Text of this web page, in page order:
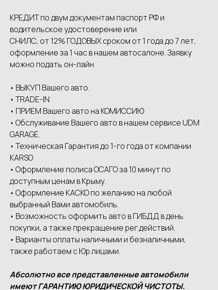
КРЕДИТ по двум документам паспорт РФ и
водительское удостоверение или
СНИЛС, от 12% ГОДОВЫХ сроком от 1 года до 7 лет,
оформление за 1 час в нашем автосалоне. Заявку
можно подать он-лайн
• ВЫКУП Вашего авто.
• ТRАDЕ-IN
• ПРИЕМ Вашего авто на КОМИССИЮ
• Обслуживание Вашего авто в нашем сервисе UDМ
GАRАGЕ.
• Техническая Гарантия до 1-го года от компании
КАRSО
• Оформление полиса ОСАГО за 10 минут по
доступным ценам в Крыму.
• Оформление КАСКО по желанию на любой
выбранный Вами автомобиль.
• Возможность оформить авто в ГИБДД в день
покупки, а также прекращение рег.действий.
• Варианты оплаты наличными и безналичными,
также работаем с Юр.лицами.
Абсолютно все представленные автомобили
имеют ГАРАНТИЮ ЮРИДИЧЕСКОЙ ЧИСТОТЫ.